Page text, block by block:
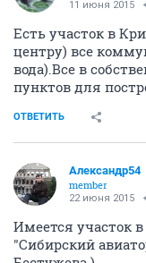
11 июня 2015
Есть участок в
центру) все
вода).Все в
пунктов для
ОТВЕТИТЬ
Александр54
member
22 июня 2015
Имеется участок
"Сибирский